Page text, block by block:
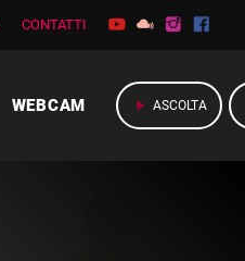
CONTATTI
WEBCAM play_arrow ASCOLTA